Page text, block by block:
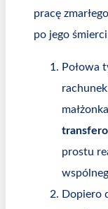
pracę
po jego
Połowa
prostu
Dopiero